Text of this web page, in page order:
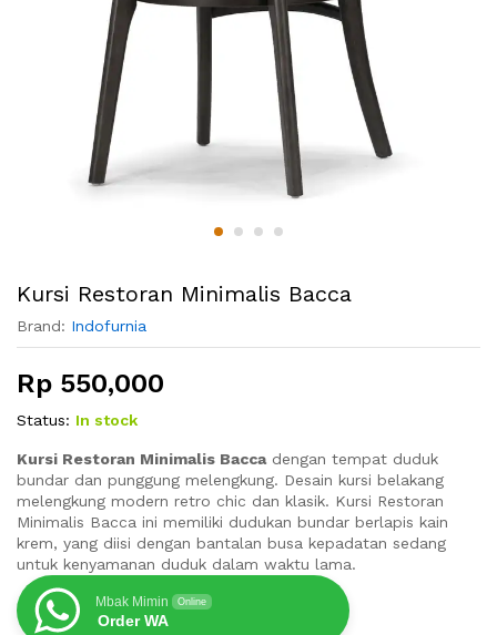
Kursi Restoran Minimalis Bacca
Brand: Indofurnia
Rp 550,000
Status: In stock
Kursi Restoran Minimalis Baccadengan tempat duduk
bundar dan punggung melengkung. Desain kursi belakang
melengkung modern retro chic dan klasik. Kursi Restoran
Minimalis Bacca ini memiliki dudukan bundar berlapis kain
krem, yang diisi dengan bantalan busa kepadatan sedang
untuk kenyamanan duduk dalam waktu lama.
Mbak Mimin Online
Order WA